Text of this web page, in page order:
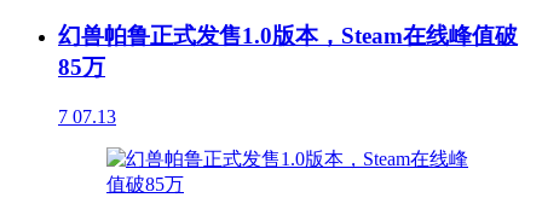
幻兽帕鲁正式发售1.0版本，Steam在线峰值破
85万
7 07.13